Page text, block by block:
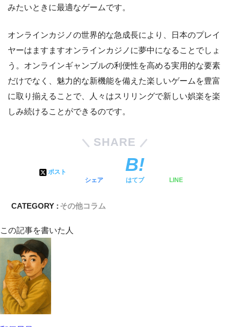
みたいときに最適なゲームです。
オンラインカジノの世界的な急成長により、日本のプレイ
ヤーはますますオンラインカジノに夢中になることでしょ
う。オンラインギャンブルの利便性を高める実用的な要素
だけでなく、魅力的な新機能を備えた楽しいゲームを豊富
に取り揃えることで、人々はスリリングで新しい娯楽を楽
しみ続けることができるのです。
SHARE
ポスト
シェア
はてブ LINE
CATEGORY : その他コラム
この記事を書いた人